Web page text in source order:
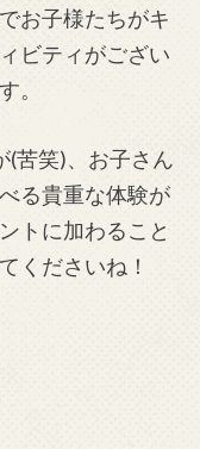
お子様たちがキ
ビティがござい
。
(苦笑)、お子さん
る貴重な体験が
トに加わること
くださいね！